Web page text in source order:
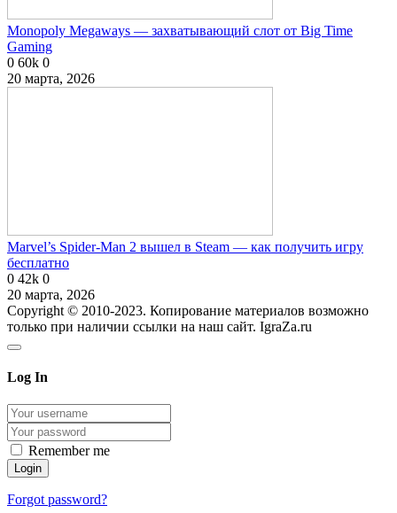
Monopoly Megaways — захватывающий слот от Big Time
Gaming
0 60k 0
20 марта, 2026
Marvel’s Spider-Man 2 вышел в Steam — как получить игру
бесплатно
0 42k 0
20 марта, 2026
Copyright © 2010-2023. Копирование материалов возможно
только при наличии ссылки на наш сайт. IgraZa.ru
Log In
Remember me
Forgot password?